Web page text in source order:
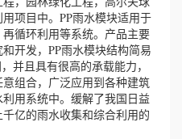
项目中。PP雨水模块适用于
循环利用等系统。产品主要
开发，PP雨水模块结构简易
并且具有很高的承载能力，
组合，广泛应用到各种建筑
用系统中。缓解了我国日益
亿的雨水收集和综合利用的